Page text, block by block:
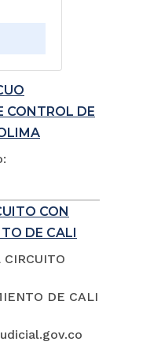
CONTROL DE
CON
DE CALI
DE CALI